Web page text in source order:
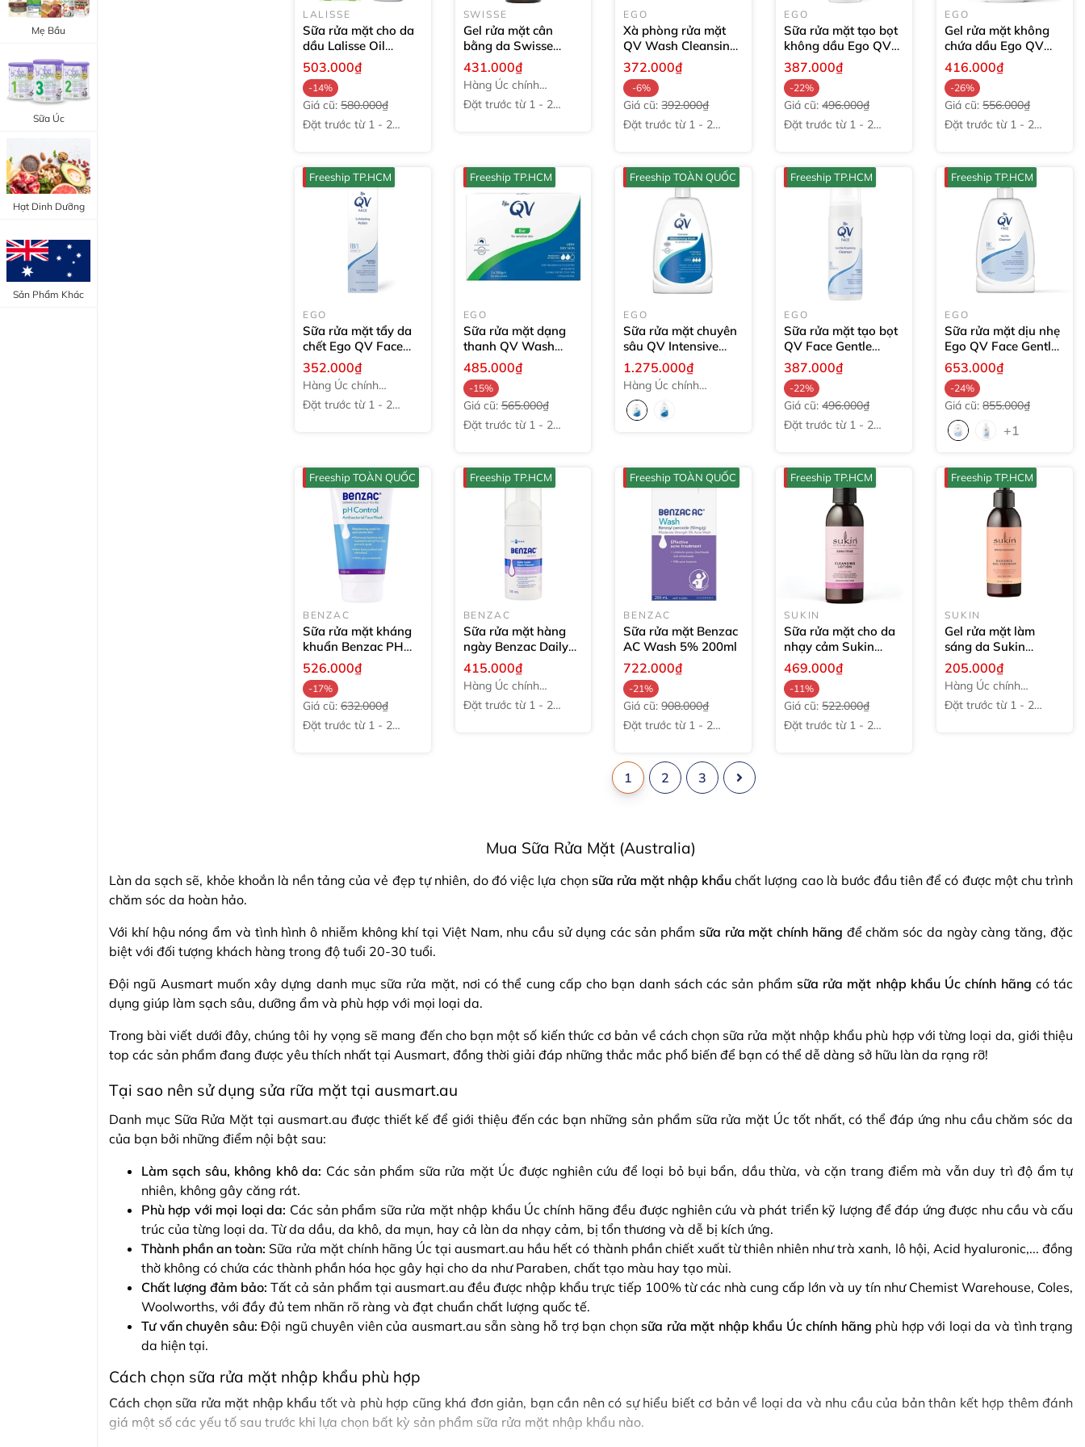
Mẹ Bầu
Sữa Úc
Hạt Dinh Dưỡng
Sản Phẩm Khác
LALISSE
Sữa rửa mặt cho da
dầu Lalisse Oil
Control Cleanser
100g
503.000₫
-14%
Giá cũ:580.000₫
Đặt trước từ 1 - 2
SWISSE
Gel rửa mặt cân
bằng da Swisse
Skincare Salicylic
Acid Daily Balance
Cleansing Gel200ml
431.000₫
Hàng Úc chính
hãng
Đặt trước từ 1 - 2
EGO
Xà phòng rửa mặt
QV Wash Cleansing
Bar100g
372.000₫
-6%
Giá cũ:392.000₫
Đặt trước từ 1 - 2
EGO
Sữa rửa mặt tạo bọt
không dầu Ego QV
Face Oil Free
Foaming Cleanser
150ml
387.000₫
-22%
Giá cũ:496.000₫
Đặt trước từ 1 - 2
EGO
Gel rửa mặt không
chứa dầu Ego QV
Face Oil Free Gel
Cleanser200ml
416.000₫
-26%
Giá cũ:556.000₫
Đặt trước từ 1 - 2
Freeship TP.HCM
EGO
Sữa rửa mặt tẩy da
chết Ego QV Face
Exfoliating Polish
125g
352.000₫
Hàng Úc chính
hãng
Đặt trước từ 1 - 2
Freeship TP.HCM
EGO
Sữa rửa mặt dạng
thanh QV Wash
Cleansing Bar Twin
Pack100g
485.000₫
-15%
Giá cũ:565.000₫
Đặt trước từ 1 - 2
Freeship TOÀN QUỐC
EGO
Sữa rửa mặt chuyên
sâu QV Intensive
Cleanser1kg
1.275.000₫
Hàng Úc chính
hãng
Freeship TP.HCM
EGO
Sữa rửa mặt tạo bọt
QV Face Gentle
Foaming Cleanser
150ml
387.000₫
-22%
Giá cũ:496.000₫
Đặt trước từ 1 - 2
Freeship TP.HCM
EGO
Sữa rửa mặt dịu nhẹ
Ego QV Face Gentle
Cleanser450g
653.000₫
-24%
Giá cũ:855.000₫
+1
Freeship TOÀN QUỐC
BENZAC
Sữa rửa mặt kháng
khuẩn Benzac PH
Control Antibacterial
Face Wash
526.000₫
-17%
Giá cũ:632.000₫
Đặt trước từ 1 - 2
Freeship TP.HCM
BENZAC
Sữa rửa mặt hàng
ngày Benzac Daily
Facial Foam
Cleanser130ml
415.000₫
Hàng Úc chính
hãng
Đặt trước từ 1 - 2
Freeship TOÀN QUỐC
BENZAC
Sữa rửa mặt Benzac
AC Wash 5% 200ml
722.000₫
-21%
Giá cũ:908.000₫
Đặt trước từ 1 - 2
Freeship TP.HCM
SUKIN
Sữa rửa mặt cho da
nhạy cảm Sukin
Sensitive Cleansing
Lotion125ml
469.000₫
-11%
Giá cũ:522.000₫
Đặt trước từ 1 - 2
Freeship TP.HCM
SUKIN
Gel rửa mặt làm
sáng da Sukin
Brightening
Radiance Cleanser
125ml
205.000₫
Hàng Úc chính
hãng
Đặt trước từ 1 - 2
1 2 3
Mua Sữa Rửa Mặt (Australia)
Làn da sạch sẽ, khỏe khoắn là nền tảng của vẻ đẹp tự nhiên, do đó việc lựa chọn sữa rửa mặt nhập khẩu chất lượng cao là bước đầu tiên để có được một chu trình
chăm sóc da hoàn hảo.
Với khí hậu nóng ẩm và tình hình ô nhiễm không khí tại Việt Nam, nhu cầu sử dụng các sản phẩm sữa rửa mặt chính hãng để chăm sóc da ngày càng tăng, đặc
biệt với đối tượng khách hàng trong độ tuổi 20-30 tuổi.
Đội ngũ Ausmart muốn xây dựng danh mục sữa rửa mặt, nơi có thể cung cấp cho bạn danh sách các sản phẩm sữa rửa mặt nhập khẩu Úc chính hãng có tác
dụng giúp làm sạch sâu, dưỡng ẩm và phù hợp với mọi loại da.
Trong bài viết dưới đây, chúng tôi hy vọng sẽ mang đến cho bạn một số kiến thức cơ bản về cách chọn sữa rửa mặt nhập khẩu phù hợp với từng loại da, giới thiệu
top các sản phẩm đang được yêu thích nhất tại Ausmart, đồng thời giải đáp những thắc mắc phổ biến để bạn có thể dễ dàng sở hữu làn da rạng rỡ!
Tại sao nên sử dụng sửa rữa mặt tại ausmart.au
Danh mục Sữa Rửa Mặt tại ausmart.au được thiết kế để giới thiệu đến các bạn những sản phẩm sữa rửa mặt Úc tốt nhất, có thể đáp ứng nhu cầu chăm sóc da
của bạn bởi những điểm nội bật sau:
Làm sạch sâu, không khô da: Các sản phẩm sữa rửa mặt Úc được nghiên cứu để loại bỏ bụi bẩn, dầu thừa, và cặn trang điểm mà vẫn duy trì độ ẩm tự
nhiên, không gây căng rát.
Phù hợp với mọi loại da: Các sản phẩm sữa rửa mặt nhập khẩu Úc chính hãng đều được nghiên cứu và phát triển kỹ lượng để đáp ứng được nhu cầu và cấu
trúc của từng loại da. Từ da dầu, da khô, da mụn, hay cả làn da nhạy cảm, bị tổn thương và dễ bị kích ứng.
Thành phần an toàn: Sữa rửa mặt chính hãng Úc tại ausmart.au hầu hết có thành phần chiết xuất từ thiên nhiên như trà xanh, lô hội, Acid hyaluronic,... đồng
thờ không có chứa các thành phần hóa học gây hại cho da như Paraben, chất tạo màu hay tạo mùi.
Chất lượng đảm bảo: Tất cả sản phẩm tại ausmart.au đều được nhập khẩu trực tiếp 100% từ các nhà cung cấp lớn và uy tín như Chemist Warehouse, Coles,
Woolworths, với đầy đủ tem nhãn rõ ràng và đạt chuẩn chất lượng quốc tế.
Tư vấn chuyên sâu:Đội ngũ chuyên viên của ausmart.au sẵn sàng hỗ trợ bạn chọn sữa rửa mặt nhập khẩu Úc chính hãng phù hợp với loại da và tình trạng
da hiện tại.
Cách chọn sữa rửa mặt nhập khẩu phù hợp
Cách chọn sữa rửa mặt nhập khẩu tốt và phù hợp cũng khá đơn giản, bạn cần nên có sự hiểu biết cơ bản về loại da và nhu cầu của bản thân kết hợp thêm đánh
giá một số các yếu tố sau trước khi lựa chọn bất kỳ sản phẩm sữa rửa mặt nhập khẩu nào.